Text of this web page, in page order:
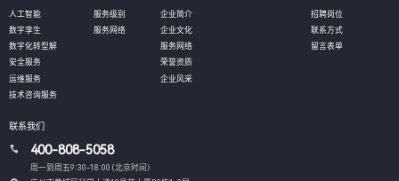
人工智能
数字孪生
数字化转型解
安全服务
运维服务
技术咨询服务
服务级别
服务网络
企业简介
企业文化
服务网络
荣誉资质
企业风采
招聘岗位
联系方式
留言表单
联系我们
400-808-5058
周一到周五9:30-18:00 (北京时间）